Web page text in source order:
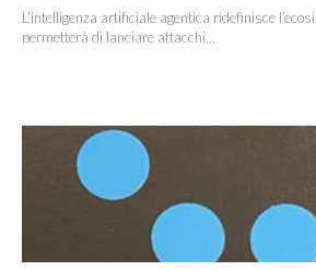
L’intelligenza artificiale agentica ridefinisce
permetterà di lanciare attacchi...